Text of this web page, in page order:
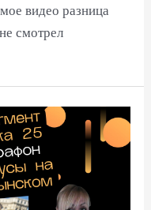
видео разница
смотрел